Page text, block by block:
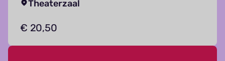
Theaterzaal
€ 20,50